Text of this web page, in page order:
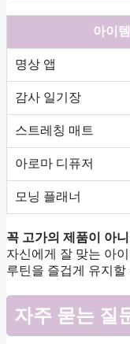
아이템
명상 앱
감사 일기장
스트레칭 매트
아로마 디퓨저
모닝 플래너
꼭 고가의 제품이 아
자신에게 잘 맞는 아
루틴을 즐겁게 유지할
자주 묻는 질